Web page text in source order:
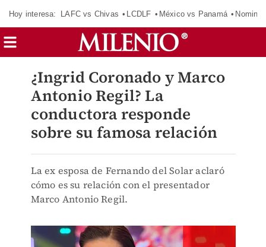
Hoy interesa: LAFC vs Chivas LCDLF México vs Panamá
¿Ingrid Coronado y Marco
Antonio Regil? La
conductora responde
sobre su famosa relación
La ex esposa de Fernando del Solar aclaró
cómo es su relación con el presentador
Marco Antonio Regil.